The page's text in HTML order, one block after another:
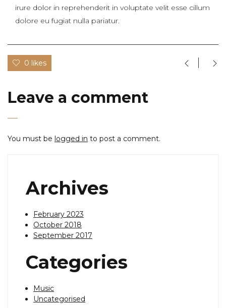
irure dolor in reprehenderit in voluptate velit esse cillum
dolore eu fugiat nulla pariatur.
0 likes
Leave a comment
You must be logged in to post a comment.
Archives
February 2023
October 2018
September 2017
Categories
Music
Uncategorised